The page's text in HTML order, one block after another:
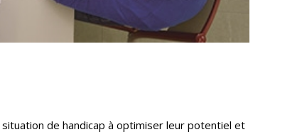
de handicap à optimiser leur potentiel et